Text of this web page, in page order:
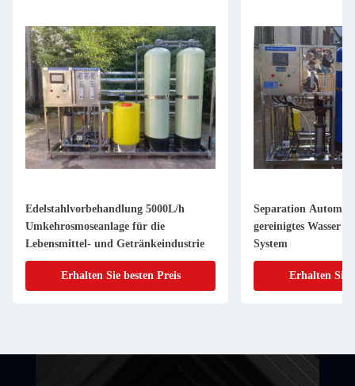
Edelstahlvorbehandlung 5000L/h
Umkehrosmoseanlage für die
Lebensmittel- und Getränkeindustrie
Erhalten Sie besten Preis
Separation
gereinigtes Wasser
System
Erhalten Sie